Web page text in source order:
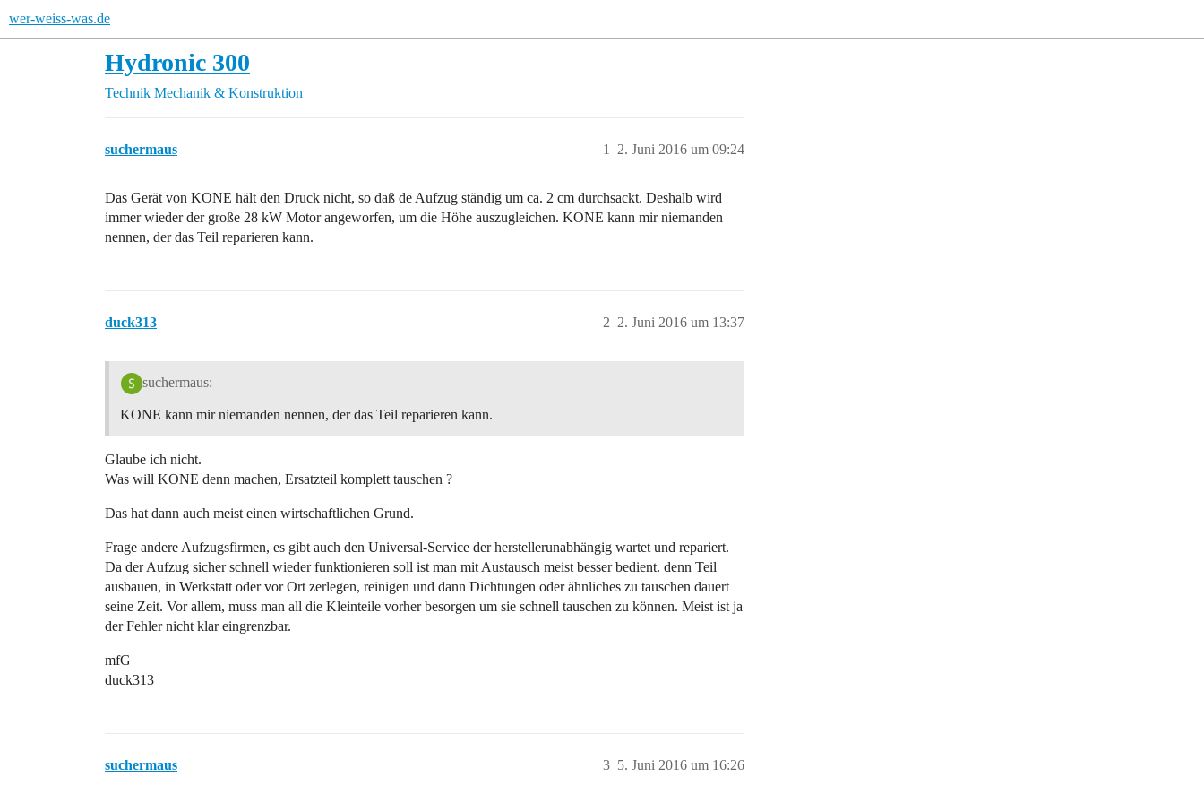
wer-weiss-was.de
Hydronic 300
Technik Mechanik & Konstruktion
suchermaus 2. Juni 2016 um 09:24
1
Das Gerät von KONE hält den Druck nicht, so daß de Aufzug ständig um ca. 2 cm durchsackt. Deshalb wird
immer wieder der große 28 kW Motor angeworfen, um die Höhe auszugleichen. KONE kann mir niemanden
nennen, der das Teil reparieren kann.
duck313 2. Juni 2016 um 13:37
2
suchermaus:
KONE kann mir niemanden nennen, der das Teil reparieren kann.
Glaube ich nicht.
Was will KONE denn machen, Ersatzteil komplett tauschen ?
Das hat dann auch meist einen wirtschaftlichen Grund.
Frage andere Aufzugsfirmen, es gibt auch den Universal-Service der herstellerunabhängig wartet und repariert.
Da der Aufzug sicher schnell wieder funktionieren soll ist man mit Austausch meist besser bedient. denn Teil
ausbauen, in Werkstatt oder vor Ort zerlegen, reinigen und dann Dichtungen oder ähnliches zu tauschen dauert
seine Zeit. Vor allem, muss man all die Kleinteile vorher besorgen um sie schnell tauschen zu können. Meist ist ja
der Fehler nicht klar eingrenzbar.
mfG
duck313
suchermaus 5. Juni 2016 um 16:26
3